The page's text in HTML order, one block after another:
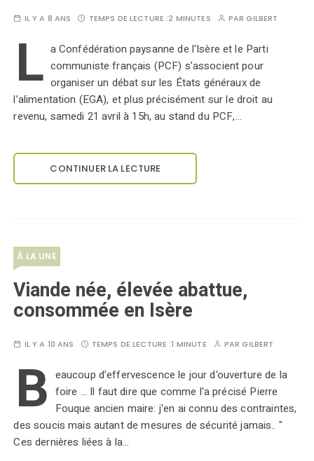
IL Y A 8 ANS TEMPS DE LECTURE :2 MINUTES PARGILBERT
L a Confédération paysanne de l'Isère et le Parti
communiste français (PCF) s’associent pour
organiser un débat sur les États généraux de
l’alimentation (EGA), et plus précisément sur le droit au
revenu, samedi 21 avril à 15h, au stand du PCF,…
CONTINUER LA LECTURE
À LA UNE
Viande née, élevée abattue,
consommée en Isère
IL Y A 10 ANS TEMPS DE LECTURE :1 MINUTE PARGILBERT
B eaucoup d'effervescence le jour d'ouverture de la
foire ... Il faut dire que comme l'a précisé Pierre
Fouque ancien maire: j'en ai connu des contraintes,
des soucis mais autant de mesures de sécurité jamais.. "
Ces dernières liées à la…